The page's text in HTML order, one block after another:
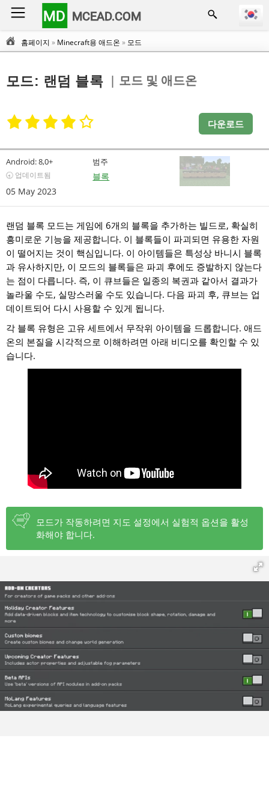
MD MCEAD.COM
홈페이지 » Minecraft용 애드온 » 모드
모드: 랜덤 블록 | 모드 및 애드온
다운로드
Android:8,0+
🕣 업데이트됨
05 May 2023
범주
블록
랜덤 블록 모드는 게임에 6개의 블록을 추가하는 빌드로, 확실히
흥미로운 기능을 제공합니다. 이 블록들이 파괴되면 유용한 자원
이 떨어지는 것이 핵심입니다. 이 아이템들은 특성상 바니시 블록
과 유사하지만, 이 모드의 블록들은 파괴 후에도 증발하지 않는다
는 점이 다릅니다. 즉, 이 큐브들은 일종의 복권과 같아서 결과가
놀라울 수도, 실망스러울 수도 있습니다. 다음 파괴 후, 큐브는 업
데이트되어 다시 사용할 수 있게 됩니다.
각 블록 유형은 고유 세트에서 무작위 아이템을 드롭합니다. 애드
온의 본질을 시각적으로 이해하려면 아래 비디오를 확인할 수 있
습니다.
모드가 작동하려면 지도 설정에서 실험적 옵션을 활성
화해야 합니다.